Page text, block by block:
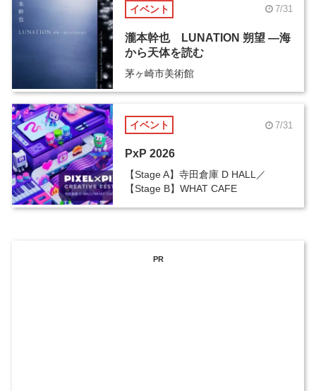
イベント 7/31
瀧本幹也 LUNATION 朔望 ―海
から天体を読む
茅ヶ崎市美術館
イベント 7/31
PxP 2026
【Stage A】寺田倉庫 D HALL／
【Stage B】WHAT CAFE
PR